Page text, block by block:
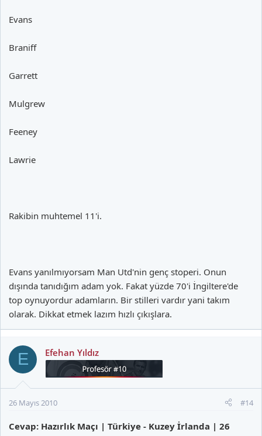
Evans
Braniff
Garrett
Mulgrew
Feeney
Lawrie
Rakibin muhtemel 11'i.
Evans yanılmıyorsam Man Utd'nin genç stoperi. Onun
dışında tanıdığım adam yok. Fakat yüzde 70'i İngiltere'de
top oynuyordur adamların. Bir stilleri vardır yani takım
olarak. Dikkat etmek lazım hızlı çıkışlara.
E Efehan Yıldız
26 Mayıs 2010 #14
Cevap: Hazırlık Maçı | Türkiye - Kuzey İrlanda | 26